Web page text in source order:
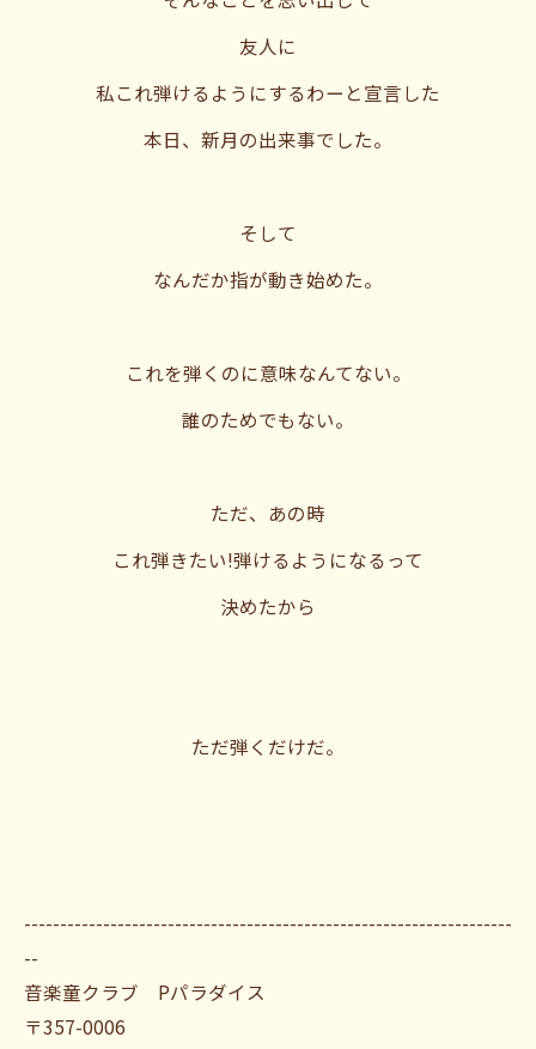
友人に
私これ弾けるようにするわーと宣言した
本日、新月の出来事でした。
そして
なんだか指が動き始めた。
これを弾くのに意味なんてない。
誰のためでもない。
ただ、あの時
これ弾きたい!弾けるようになるって
決めたから
ただ弾くだけだ。
--------------------------------------------------------------------
--
音楽童クラブ Pパラダイス
〒357-0006